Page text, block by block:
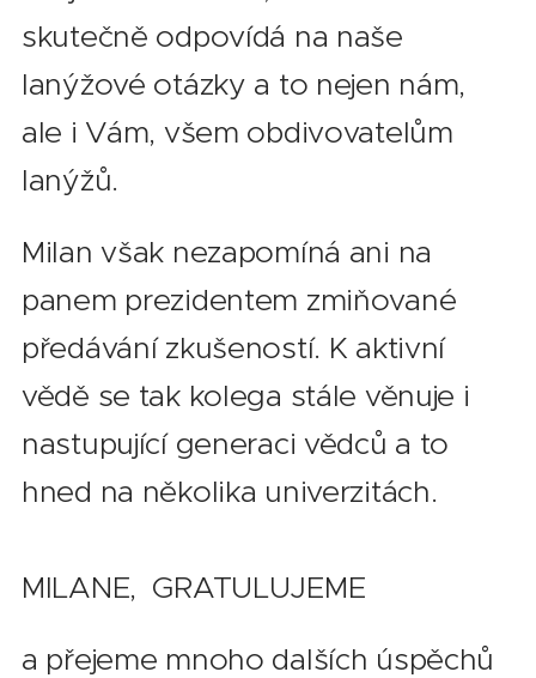
skutečně odpovídá na naše
lanýžové otázky a to nejen nám,
ale i Vám, všem obdivovatelům
lanýžů.
Milan však nezapomíná ani na
panem prezidentem zmiňované
předávání zkušeností. K aktivní
vědě se tak kolega stále věnuje i
nastupující generaci vědců a to
hned na několika univerzitách.
MILANE, GRATULUJEME
a přejeme mnoho dalších úspěchů